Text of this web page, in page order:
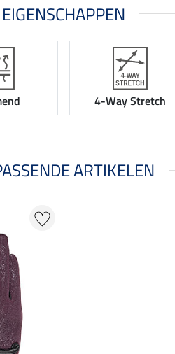
EIGENSCHAPPEN
4-Way Stretch
ARTIKELEN